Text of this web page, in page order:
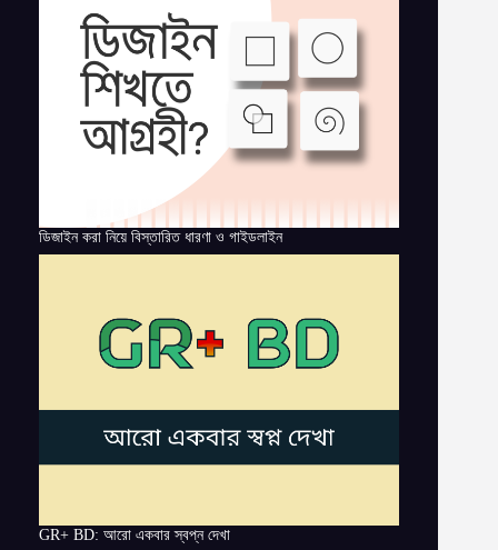
ডিজাইন করা নিয়ে বিস্তারিত ধারণা ও গাইডলাইন
GR+ BD: আরো একবার স্বপ্ন দেখা